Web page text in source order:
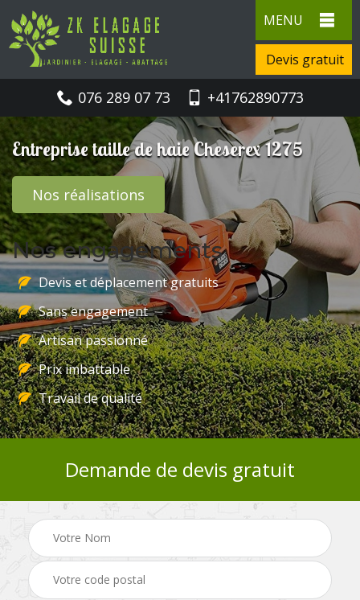
MENU
Devis gratuit
076 289 07 73 +41762890773
Entreprise taille de haie Cheserex 1275
Nos réalisations
Nos engagements
Devis et déplacement gratuits
Sans engagement
Artisan passionné
Prix imbattable
Travail de qualité
Demande de devis gratuit